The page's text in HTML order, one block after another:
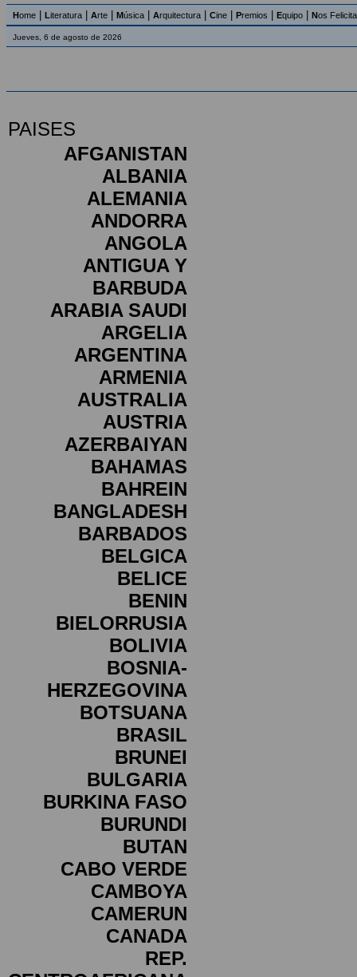
Home Literatura Arte Música Arquitectura Cine Premios Equipo Nos
Jueves, 6 de agosto de 2026
PAISES
AFGANISTAN
ALBANIA
ALEMANIA
ANDORRA
ANGOLA
ANTIGUA Y
BARBUDA
ARABIA SAUDI
ARGELIA
ARGENTINA
ARMENIA
AUSTRALIA
AUSTRIA
AZERBAIYAN
BAHAMAS
BAHREIN
BANGLADESH
BARBADOS
BELGICA
BELICE
BENIN
BIELORRUSIA
BOLIVIA
BOSNIA-
HERZEGOVINA
BOTSUANA
BRASIL
BRUNEI
BULGARIA
BURKINA FASO
BURUNDI
BUTAN
CABO VERDE
CAMBOYA
CAMERUN
CANADA
REP.